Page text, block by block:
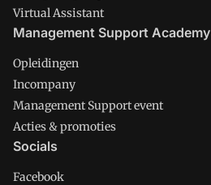
Virtual Assistant
Management Support Academy
Opleidingen
Incompany
Management Support event
Acties & promoties
Socials
Facebook